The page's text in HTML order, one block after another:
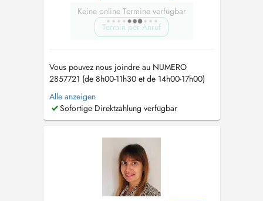
Keine online Termine verfügbar
Termin per Anruf
Vous pouvez nous joindre au NUMERO
2857721 (de 8h00-11h30 et de 14h00-17h00)
ou envoyez-nous un email sur
Pour garantir une bonne prise en charge de
ses patients, Dr. Linster n'accepte actuellement
qui n'habitent pas dans la commune ...
Alle anzeigen
Sofortige Direktzahlung verfügbar